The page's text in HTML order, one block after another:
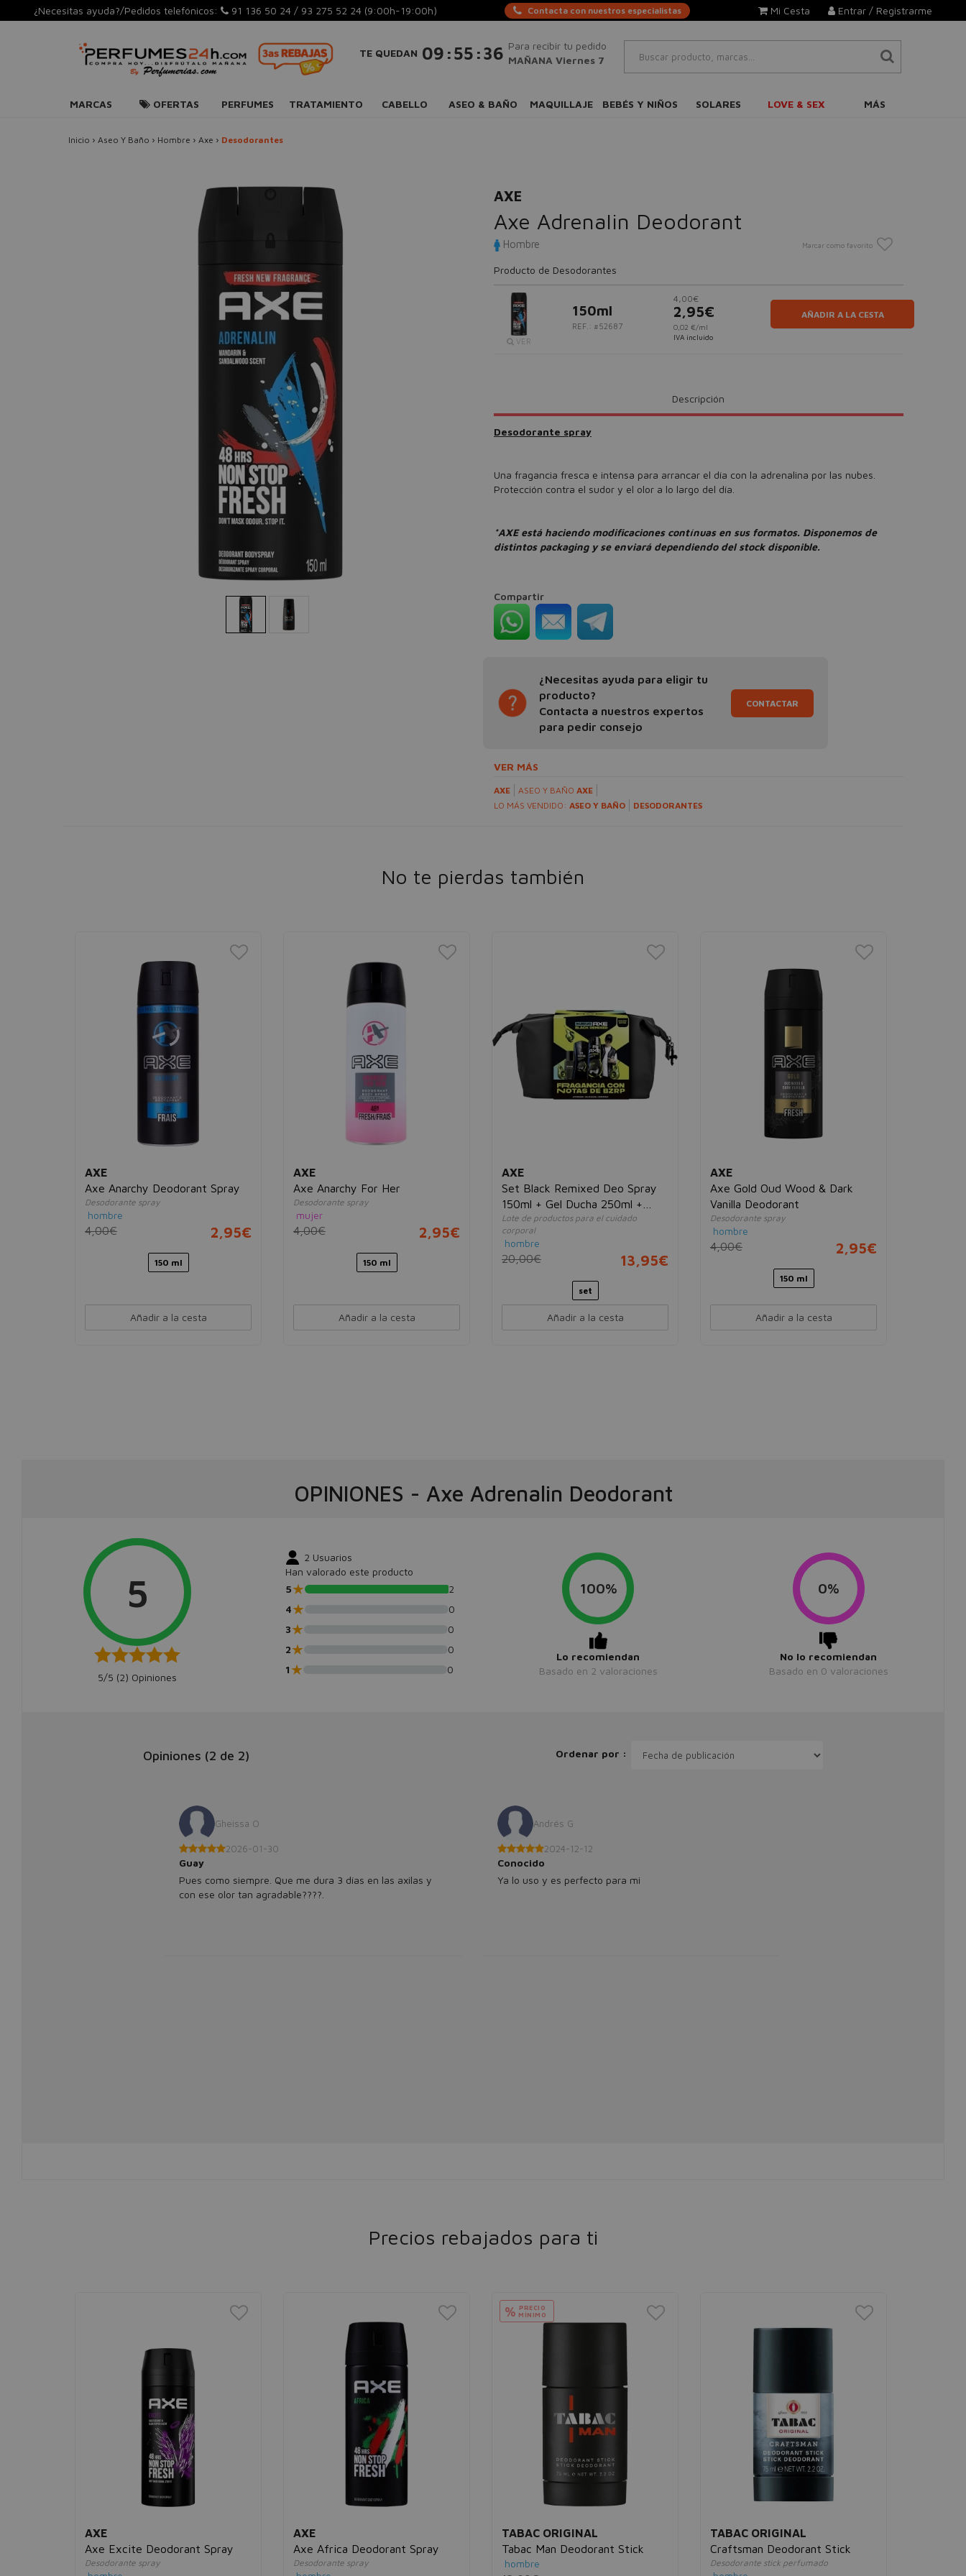
¿Necesitas ayuda?/Pedidos telefónicos: 91 136 50 24 / 93 275 52 24 (9:00h-19:00h) Contacta con nuestros especialistas Entrar / Registrarme
Mi Cesta
TE QUEDAN 09 :55 :35 Para recibir tu pedido
MAÑANA Viernes 7
MARCAS OFERTAS PERFUMES TRATAMIENTO CABELLO ASEO & BAÑO MAQUILLAJE BEBÉS Y NIÑOS SOLARES LOVE & SEX MÁS
Inicio › Aseo Y Baño › Hombre › Axe › Desodorantes
AXE
Axe Adrenalin Deodorant
Hombre Marcar como favorito
Producto de Desodorantes
VER
150ml
REF.: #52687
4,00€
2,95€
0,02 €/ml
IVA incluido
AÑADIR A LA CESTA
Descripción
Desodorante spray
Una fragancia fresca e intensa para arrancar el día con la adrenalina por las nubes.
Protección contra el sudor y el olor a lo largo del día.
*AXE está haciendo modificaciones contínuas en sus formatos. Disponemos de
distintos packaging y se enviará dependiendo del stock disponible.
Compartir
¿Necesitas ayuda para eligir tu
producto?
Contacta a nuestros expertos
para pedir consejo
CONTACTAR
VER MÁS
AXE ASEO Y BAÑO AXE
LO MÁS VENDIDO: ASEO Y BAÑO DESODORANTES
No te pierdas también
AXE
Axe Anarchy Deodorant Spray
Desodorante spray
hombre
4,00€ 2,95€
150 ml
Añadir a la cesta
AXE
Axe Anarchy For Her
Desodorante spray
mujer
4,00€ 2,95€
150 ml
Añadir a la cesta
AXE
Set Black Remixed Deo Spray
150ml + Gel Ducha 250ml +
Aftershave 100ml + Neceser
Lote de productos para el cuidado
corporal
hombre
20,00€ 13,95€
set
Añadir a la cesta
AXE
Axe Gold Oud Wood & Dark
Vanilla Deodorant
Desodorante spray
hombre
4,00€ 2,95€
150 ml
Añadir a la cesta
OPINIONES - Axe Adrenalin Deodorant
5
5/5 (2) Opiniones
2 Usuarios
Han valorado este producto
5★
2
4★
0
3★
0
2★
0
1★ 0
100%
Lo recomiendan
Basado en 2 valoraciones
0%
No lo recomiendan
Basado en 0 valoraciones
Opiniones (2 de 2) Ordenar por :
Gheissa O
2026-01-30
Guay
Pues como siempre. Que me dura 3 días en las axilas y
con ese olor tan agradable????.
Andrés G
2024-12-12
Conocido
Ya lo uso y es perfecto para mi
Precios rebajados para ti
AXE
Axe Excite Deodorant Spray
Desodorante spray
AXE
Axe Africa Deodorant Spray
Desodorante spray
% PRECIO
MÍNIMO
TABAC ORIGINAL
Tabac Man Deodorant Stick
hombre
TABAC ORIGINAL
Craftsman Deodorant Stick
Desodorante stick perfumado